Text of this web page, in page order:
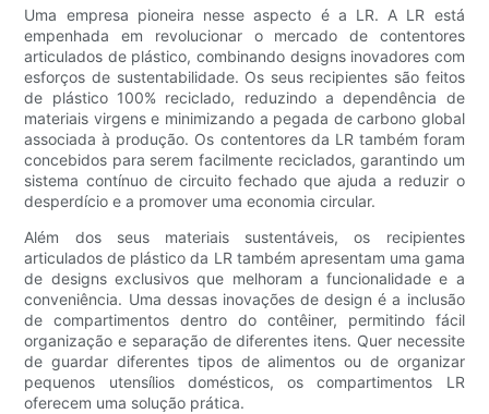
Uma empresa pioneira nesse aspecto é a LR. A LR está
empenhada em revolucionar o mercado de contentores
articulados de plástico, combinando designs inovadores com
esforços de sustentabilidade. Os seus recipientes são feitos
de plástico 100% reciclado, reduzindo a dependência de
materiais virgens e minimizando a pegada de carbono global
associada à produção. Os contentores da LR também foram
concebidos para serem facilmente reciclados, garantindo um
sistema contínuo de circuito fechado que ajuda a reduzir o
desperdício e a promover uma economia circular.
Além dos seus materiais sustentáveis, os recipientes
articulados de plástico da LR também apresentam uma gama
de designs exclusivos que melhoram a funcionalidade e a
conveniência. Uma dessas inovações de design é a inclusão
de compartimentos dentro do contêiner, permitindo fácil
organização e separação de diferentes itens. Quer necessite
de guardar diferentes tipos de alimentos ou de organizar
pequenos utensílios domésticos, os compartimentos LR
oferecem uma solução prática.